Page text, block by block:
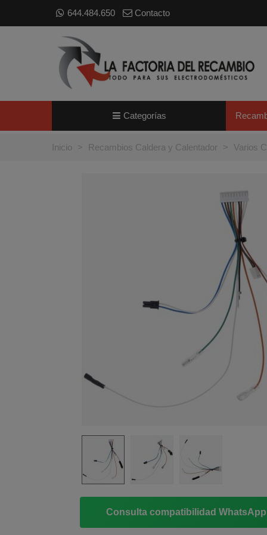
644.484.650 Contacto
Categorías
Inicio > Recambios Caldera y Calentador > Varios
Consulta compatibilidad WhatsApp